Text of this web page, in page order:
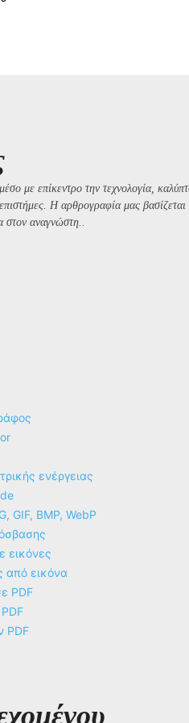
με επίκεντρο την τεχνολογία,
Η αρθρογραφία μας
στον αναγνώστη..
ενέργειας
GIF, BMP, WebP
εικόνες
από εικόνα
PDF
PDF